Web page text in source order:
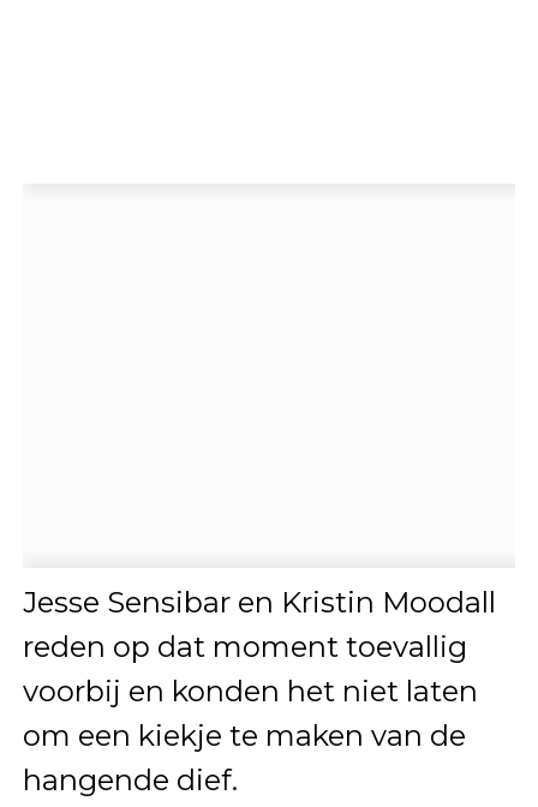
Jesse Sensibar en Kristin Moodall
reden op dat moment toevallig
voorbij en konden het niet laten
om een kiekje te maken van de
hangende dief.